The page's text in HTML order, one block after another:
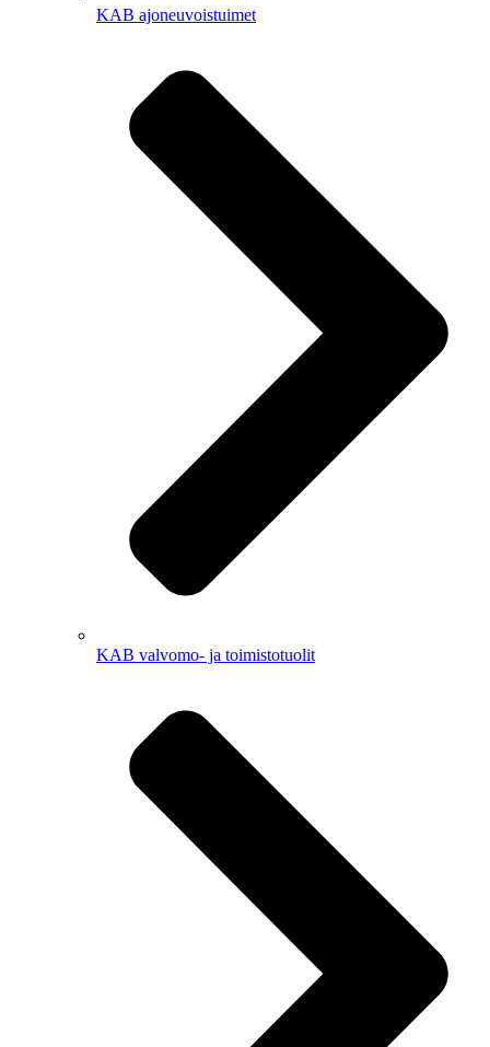
KAB ajoneuvoistuimet
KAB valvomo- ja toimistotuolit